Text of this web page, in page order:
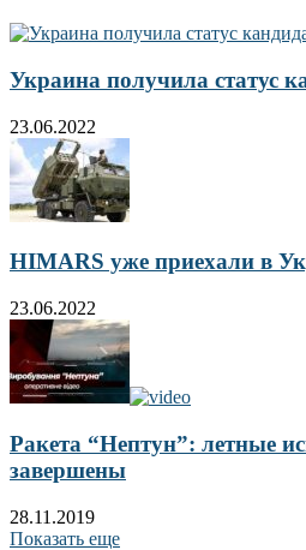
Украина получила статус
23.06.2022
HIMARS уже приехали в
23.06.2022
Ракета “Нептун”: летные
завершены
28.11.2019
Показать еще